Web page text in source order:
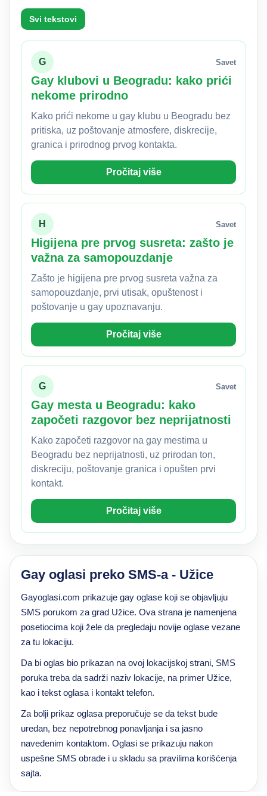
Svi tekstovi
G Savet
Gay klubovi u Beogradu: kako prići
nekome prirodno
Kako prići nekome u gay klubu u Beogradu bez
pritiska, uz poštovanje atmosfere, diskrecije,
granica i prirodnog prvog kontakta.
Pročitaj više
H Savet
Higijena pre prvog susreta: zašto je
važna za samopouzdanje
Zašto je higijena pre prvog susreta važna za
samopouzdanje, prvi utisak, opuštenost i
poštovanje u gay upoznavanju.
Pročitaj više
G Savet
Gay mesta u Beogradu: kako
započeti razgovor bez neprijatnosti
Kako započeti razgovor na gay mestima u
Beogradu bez neprijatnosti, uz prirodan ton,
diskreciju, poštovanje granica i opušten prvi
kontakt.
Pročitaj više
Gay oglasi preko SMS-a - Užice
Gayoglasi.com prikazuje gay oglase koji se objavljuju
SMS porukom za grad Užice. Ova strana je namenjena
posetiocima koji žele da pregledaju novije oglase vezane
za tu lokaciju.
Da bi oglas bio prikazan na ovoj lokacijskoj strani, SMS
poruka treba da sadrži naziv lokacije, na primer Užice,
kao i tekst oglasa i kontakt telefon.
Za bolji prikaz oglasa preporučuje se da tekst bude
uredan, bez nepotrebnog ponavljanja i sa jasno
navedenim kontaktom. Oglasi se prikazuju nakon
uspešne SMS obrade i u skladu sa pravilima korišćenja
sajta.